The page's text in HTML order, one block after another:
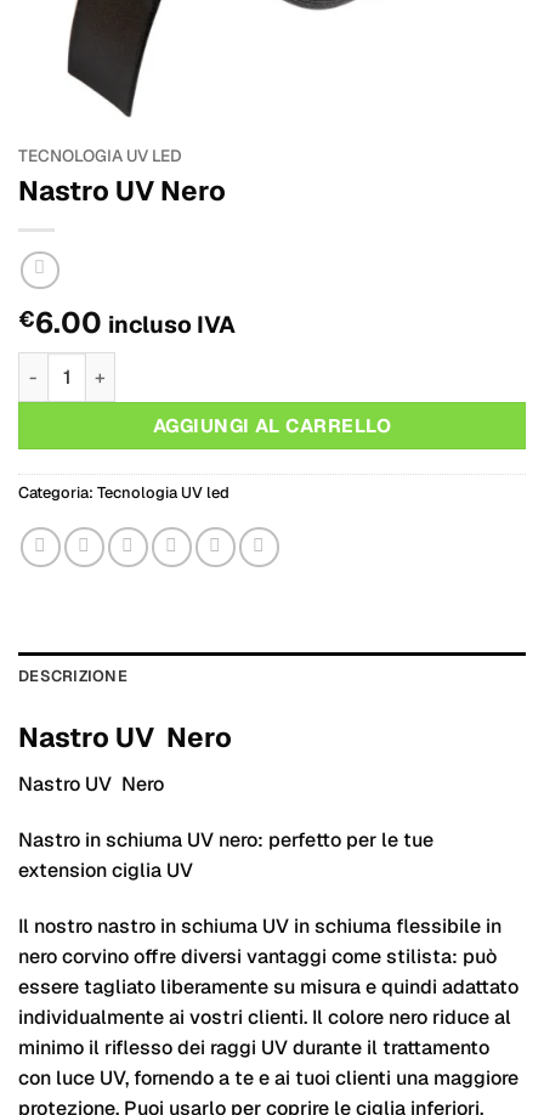
TECNOLOGIA UV LED
Nastro UV Nero
€6.00 incluso IVA
Nastro UV Nero quantità
AGGIUNGI AL CARRELLO
Categoria: Tecnologia UV led
DESCRIZIONE
Nastro UV Nero
Nastro UV Nero
Nastro in schiuma UV nero: perfetto per le tue
extension ciglia UV
Il nostro nastro in schiuma UV in schiuma flessibile in
nero corvino offre diversi vantaggi come stilista: può
essere tagliato liberamente su misura e quindi adattato
individualmente ai vostri clienti. Il colore nero riduce al
minimo il riflesso dei raggi UV durante il trattamento
con luce UV, fornendo a te e ai tuoi clienti una maggiore
protezione. Puoi usarlo per coprire le ciglia inferiori,